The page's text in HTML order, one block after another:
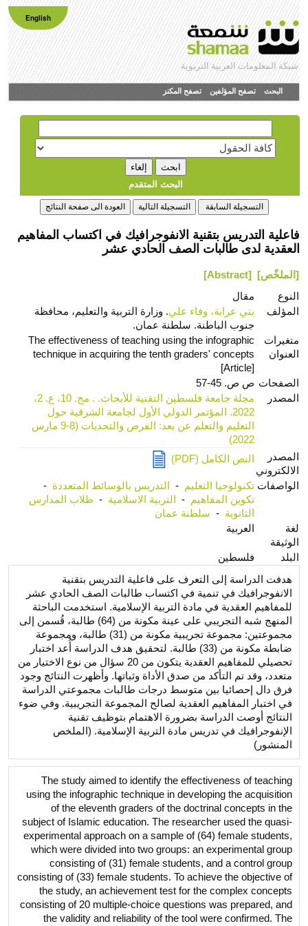
English
شبكة المعلومات العربية التربوية
البحث تصفح المؤلفين تصفح المكنز
البحث المتقدم
فاعلية التدريس بتقنية الانفوجرافيك في اكتساب المفاهيم
العقدية لدى طالبات الصف الحادي عشر
[الملخّص] [Abstract]
النوع
مقال
المؤلف
بني عرابة، وفاء علي. وزارة التربية والتعليم، محافظة
جنوب الباطنة. سلطنة عمان.
متغيرات
العنوان
The effectiveness of teaching using the infographic
technique in acquiring the tenth graders' concepts
[Article]
الصفحات ص ص. 45-57
المصدر
مجلة جامعة فلسطين التقنية للأبحاث. . مج. 10، ع. 2،
2022. المؤتمر الدولي الأول لجامعة الشرقية حول
التعليم والتعلم عن بعد: الفرص والتحديات (8-9 مارس
2022)
المصدر
الالكتروني
النص الكامل (PDF)
الواصفات تكنولوجيا التعليم - التدريس بالوسائط المتعددة -
تكوين المفاهيم - التربية الاسلامية - طلاب المدارس
الثانوية - سلطنة عمان
لغة
الوثيقة
العربية
البلد
فلسطين
هدفت الدراسة إلى التعرف على فاعلية التدريس بتقنية
الانفوجرافيك في تنمية في اكتساب طالبات الصف الحادي عشر
للمفاهيم العقدية في مادة التربية الإسلامية. استخدمت الباحثة
المنهج شبه التجريبي على عينة مكونة من (64) طالبة، قُسمن إلى
مجموعتين: مجموعة تجريبية مكونة من (31) طالبة، ومجموعة
ضابطة مكونة من (33) طالبة. لتحقيق هدف الدراسة أُعد اختبار
تحصيلي للمفاهيم العقدية يتكون من 20 سؤال من نوع الاختيار من
متعدد، وقد تم التأكد من صدق الأداة وثباتها. وأظهرت النتائج وجود
فرق دال إحصائيا بين متوسط درجات طالبات مجموعتي الدراسة
في اختبار المفاهيم العقدية لصالح المجموعة التجريبية. وفي ضوء
النتائج أوصت الدراسة بضرورة الاهتمام بتوظيف تقنية
الإنفوجرافيك في تدريس مادة التربية الإسلامية. (الملخص
المنشور)
The study aimed to identify the effectiveness of teaching
using the infographic technique in developing the acquisition
of the eleventh graders of the doctrinal concepts in the
subject of Islamic education. The researcher used the quasi-
experimental approach on a sample of (64) female students,
which were divided into two groups: an experimental group
consisting of (31) female students, and a control group
consisting of (33) female students. To achieve the objective of
the study, an achievement test for the complex concepts
consisting of 20 multiple-choice questions was prepared, and
the validity and reliability of the tool were confirmed. The